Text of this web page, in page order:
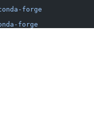
forge
forge